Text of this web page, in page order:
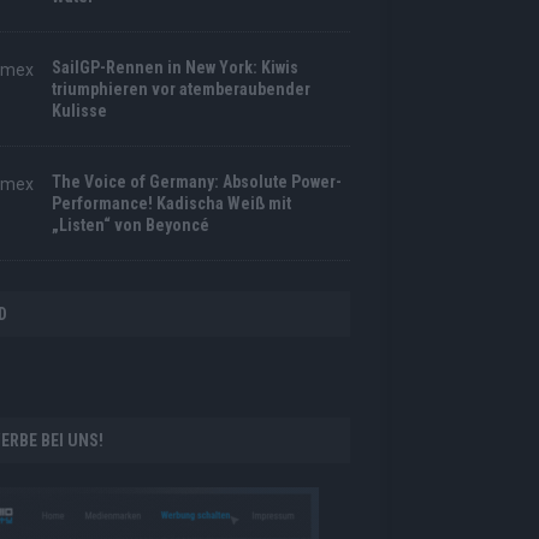
SailGP-Rennen in New York: Kiwis
triumphieren vor atemberaubender
Kulisse
The Voice of Germany: Absolute Power-
Performance! Kadischa Weiß mit
„Listen“ von Beyoncé
BEI UNS!